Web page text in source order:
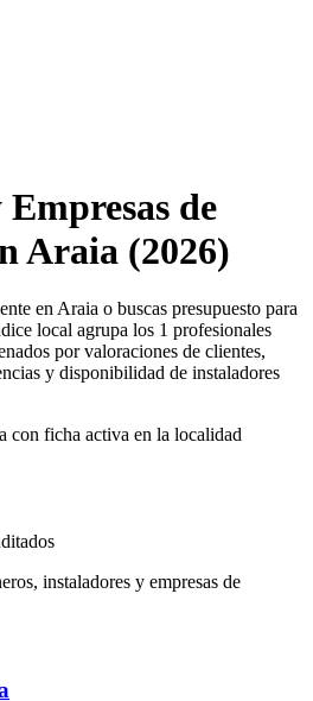
de
Araia (2026)
en Araia o buscas presupuesto para
local agrupa los 1 profesionales
por valoraciones de clientes,
y disponibilidad de instaladores
con ficha activa en la localidad
instaladores y empresas de